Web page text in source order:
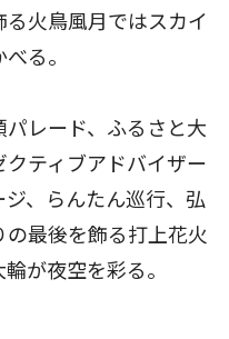
火鳥風月ではスカイ
る。
レード、ふるさと大
ティブアドバイザー
、らんたん巡行、弘
最後を飾る打上花火
が夜空を彩る。